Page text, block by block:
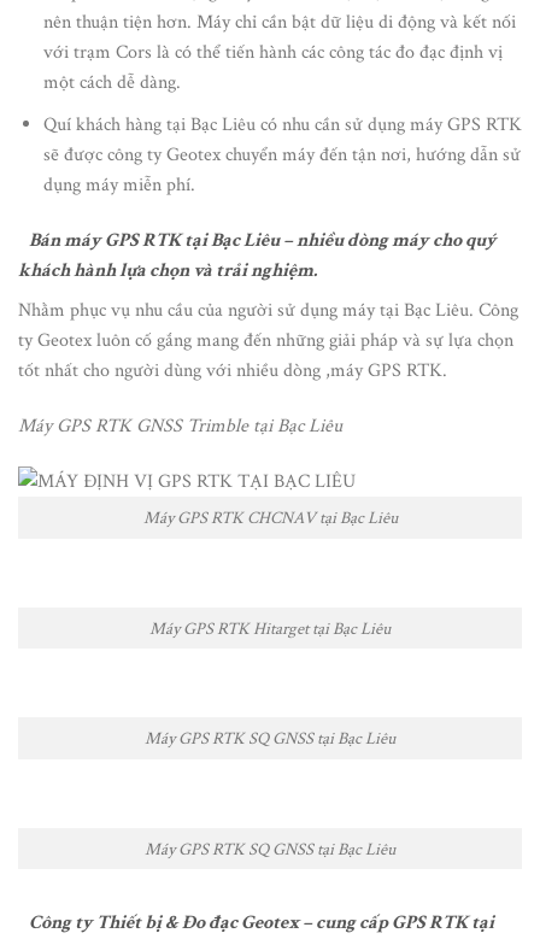
nên thuận tiện hơn. Máy chỉ cần bật dữ liệu di động và kết nối
với trạm Cors là có thể tiến hành các công tác đo đạc định vị
một cách dễ dàng.
Quí khách hàng tại Bạc Liêu có nhu cần sử dụng máy GPS RTK
sẽ được công ty Geotex chuyển máy đến tận nơi, hướng dẫn sử
dụng máy miễn phí.
Bán máy GPS RTK tại Bạc Liêu – nhiều dòng máy cho quý
khách hành lựa chọn và trải nghiệm.
Nhằm phục vụ nhu cầu của người sử dụng máy tại Bạc Liêu. Công
ty Geotex luôn cố gắng mang đến những giải pháp và sự lựa chọn
tốt nhất cho người dùng với nhiều dòng ,máy GPS RTK.
Máy GPS RTK GNSS Trimble tại Bạc Liêu
Máy GPS RTK CHCNAV tại Bạc Liêu
Máy GPS RTK Hitarget tại Bạc Liêu
Máy GPS RTK SQ GNSS tại Bạc Liêu
Máy GPS RTK SQ GNSS tại Bạc Liêu
Công ty Thiết bị & Đo đạc Geotex – cung cấp GPS RTK tại